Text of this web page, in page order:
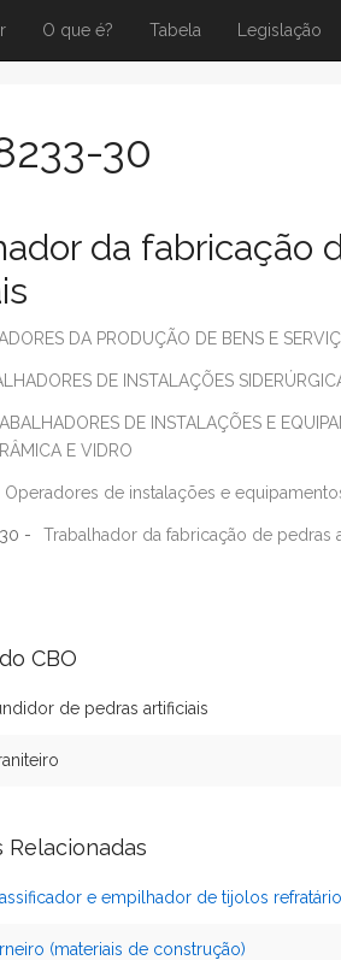
O que é? Tabela Legislação
30
da fabricação
DA PRODUÇÃO DE BENS E
DE INSTALAÇÕES
DE INSTALAÇÕES E
E VIDRO
Operadores de instalações e
- Trabalhador da fabricação de pedras
CBO
de pedras artificiais
Relacionadas
e empilhador de tijolos
(materiais de construção)